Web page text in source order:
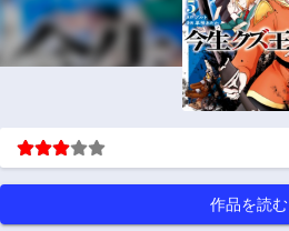
作品を読む